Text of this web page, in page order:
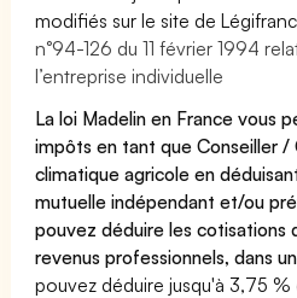
modifiés sur le site de
n°94-126 du 11 février 1994
l’entreprise individuelle
La loi Madelin en France vous
impôts en tant que Conseiller /
climatique agricole en
mutuelle indépendant et/ou
pouvez déduire les cotisations
revenus professionnels, dans
pouvez déduire jusqu'à 3,75